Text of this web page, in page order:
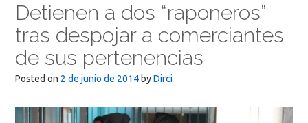
Detienen a dos “raponeros”
tras despojar a comerciantes
de sus pertenencias
Posted on 2 de junio de 2014 byDirci